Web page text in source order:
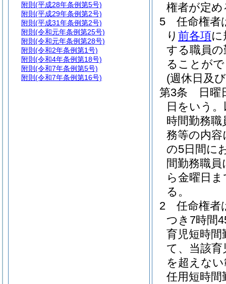
権者が定め
5
任命権者
り 前各項に
する職員
ることが
(週休日及
第3条
日曜
日をいう
時間勤務
務等の内
の5日間に
間勤務職
ら金曜日
る。
2
任命権者
つき7時間
育児短時
て、当該
を超えな
任用短時
附則 (平成28年条例第5号)
附則 (平成29年条例第2号)
附則 (平成31年条例第2号)
附則 (令和元年条例第25号)
附則 (令和元年条例第28号)
附則 (令和2年条例第1号)
附則 (令和4年条例第18号)
附則 (令和7年条例第5号)
附則 (令和7年条例第16号)